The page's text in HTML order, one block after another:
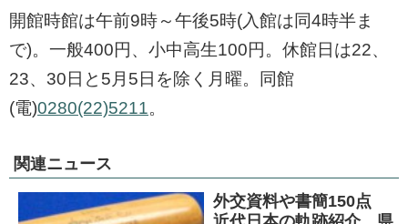
開館時館は午前9時～午後5時(入館は同4時半ま
で)。一般400円、小中高生100円。休館日は22、
23、30日と5月5日を除く月曜。同館
(電)0280(22)5211。
関連ニュース
外交資料や書簡150点